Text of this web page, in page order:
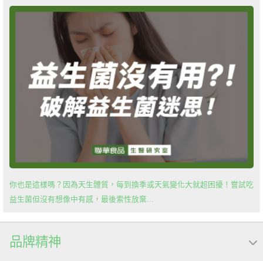
你也是這樣嗎？因為天生體質，每到換季或天氣變化大就超困擾！嘗試吃
益生菌但沒有想像中有感，最後索性放棄...
品牌精神